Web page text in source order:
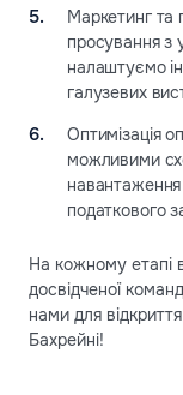
Маркетинг та
просування з
налаштуємо
галузевих
Оптимізація
можливими
податкового
На кожному етапі
досвідченої
нами для
Бахрейні!